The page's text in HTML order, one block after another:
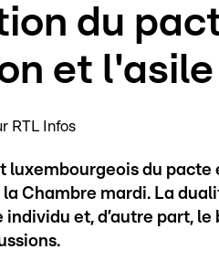
du
et l'asile
RTL Infos
luxembourgeois du pacte
Chambre mardi. La
individu et, d’autre part,